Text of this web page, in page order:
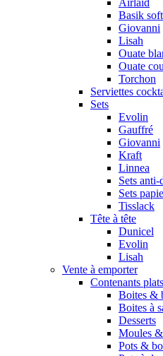
Airlaid
Basik soft
Giovanni
Lisah
Ouate
Ouate
Torchon
Serviettes
Sets
Evolin
Gauffré
Giovanni
Kraft
Linnea
Sets anti-
Sets
Tisslack
Tête à tête
Dunicel
Evolin
Lisah
Vente à emporter
Contenants
Boites &
Boites à
Desserts
Moules &
Pots &